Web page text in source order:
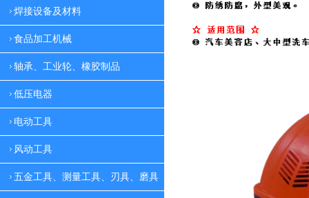
焊接设备及材料
食品加工机械
轴承、工业轮、橡胶制品
低压电器
电动工具
风动工具
五金工具、测量工具、刃具、磨具